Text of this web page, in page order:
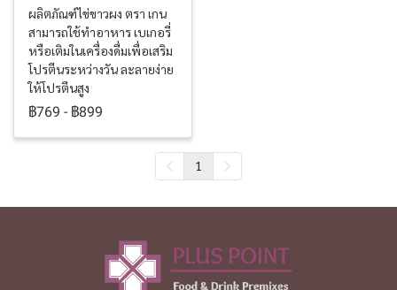
ผลิตภัณฑ์ไข่ขาวผง ตรา เกน
สามารถใช้ทำอาหาร เบเกอรี่
หรือเติมในเครื่องดื่มเพื่อเสริม
โปรตีนระหว่างวัน ละลายง่าย
ให้โปรตีนสูง
฿769 - ฿899
1